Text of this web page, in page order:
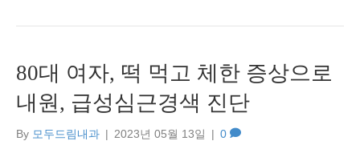
80대 여자, 떡 먹고 체한 증상으로
내원, 급성심근경색 진단
By 모두드림내과 | 2023년 05월 13일 | 0